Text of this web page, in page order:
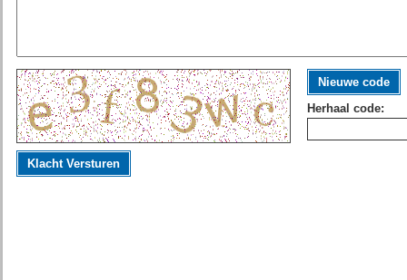
Nieuwe code
Herhaal code:
Klacht Versturen